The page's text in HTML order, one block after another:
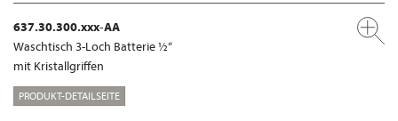
637.30.300.xxx-AA
Waschtisch 3-Loch Batterie ½“
mit Kristallgriffen
PRODUKT-DETAILSEITE